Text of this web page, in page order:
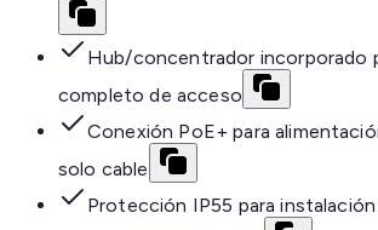
Hub/concentrador incorporado
completo de acceso
Conexión PoE+ para
solo cable
Protección IP55 para